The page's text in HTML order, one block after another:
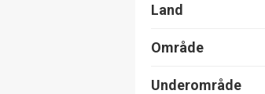
Land
Område
Underområde